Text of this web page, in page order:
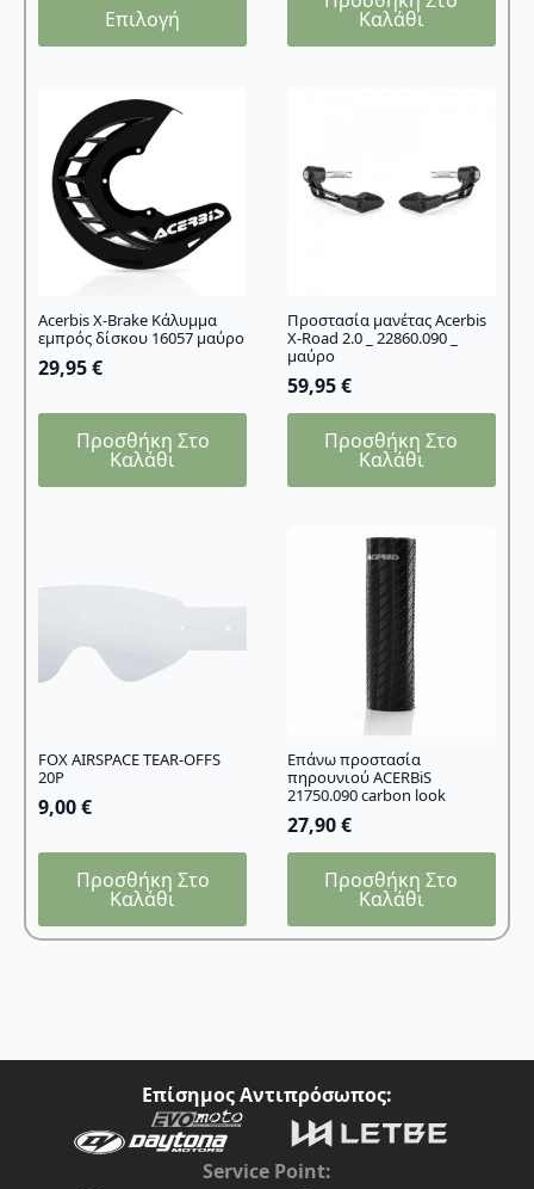
Επιλογή
πολλαπλές
παραλλαγές.
Οι
επιλογές
μπορούν
επιλεγούν
σελίδα
του
προϊόντος
Καλάθι
Acerbis X-Brake Κάλυμμα
εμπρός δίσκου 16057 μαύρο
29,95€
Προσθήκη Στο
Καλάθι
Προστασία μανέτας Acerbis
Χ-Road 2.0 _ 22860.090 _
μαύρο
59,95€
Προσθήκη Στο
Καλάθι
FOX AIRSPACE TEAR-OFFS
20P
9,00€
Προσθήκη Στο
Καλάθι
Επάνω προστασία
πηρουνιού ACERBiS
21750.090 carbon look
27,90€
Προσθήκη Στο
Καλάθι
Επίσημος Αντιπρόσωπος:
Service Point: